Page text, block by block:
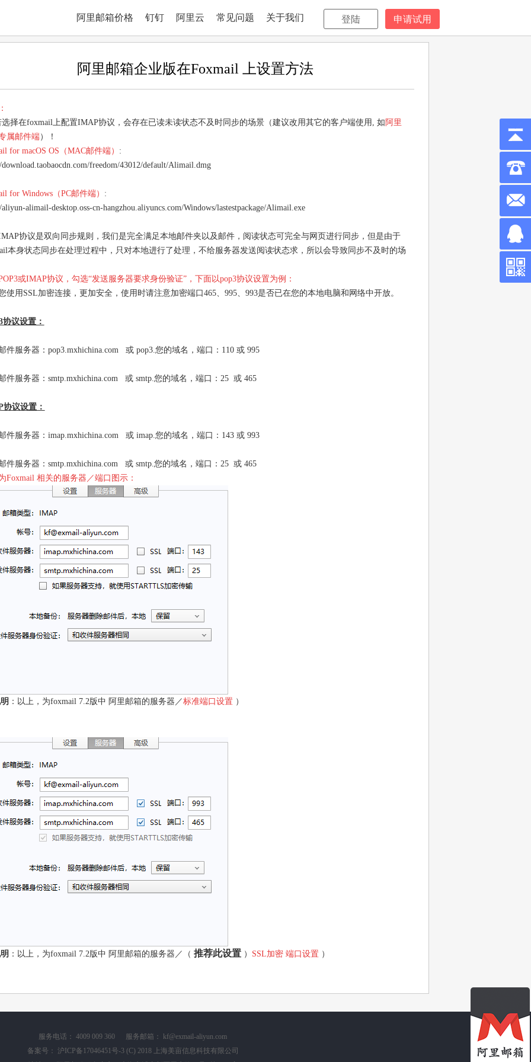
登陆 申请试用
阿里邮箱价格 钉钉 阿里云 常见问题 关于我们
阿里邮箱企业版在Foxmail 上设置方法
在foxmail上配置IMAP协议，会存在已读未读状态不及时同步的场景（建议改用其它的客户端使用, 如 阿里
属邮件端）！
for macOS OS（MAC邮件端） :
freedom/43012/default/Alimail.dmg
for Windows（PC邮件端） :
alimail-desktop.oss-cn-hangzhou.aliyuncs.com/Windows/lastestpackage/Alimail.exe
协议是双向同步规则，我们是完全满足本地邮件夹以及邮件，阅读状态可完全与网页进行同步，但是由于
本身状态同步在处理过程中，只对本地进行了处理，不给服务器发送阅读状态求，所以会导致同步不及时的场
或IMAP协议，勾选“发送服务器要求身份验证”，下面以pop3协议设置为例：
使用SSL加密连接，更加安全，使用时请注意加密端口465、995、993是否已在您的本地电脑和网络中开放。
协议设置：
件服务器：pop3.mxhichina.com 或 pop3.您的域名，端口：110 或 995
件服务器：smtp.mxhichina.com 或 smtp.您的域名，端口：25 或 465
议设置：
件服务器：imap.mxhichina.com 或 imap.您的域名，端口：143 或 993
件服务器：smtp.mxhichina.com 或 smtp.您的域名，端口：25 或 465
Foxmail 相关的服务器／端口图示：
：以上，为foxmail 7.2版中 阿里邮箱的服务器／标准端口设置）
：以上，为foxmail 7.2版中 阿里邮箱的服务器／（ 推荐此设置） SSL加密 端口设置 ）
服务电话： 4009 009 360 服务邮箱： kf@exmail-aliyun.com
备案号： 沪ICP备17046451号-3(C) 2018 上海美亩信息科技有限公司